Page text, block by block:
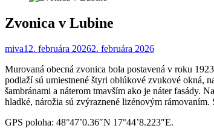
Zvonica v Lubine
miva1 2. februára 20262. februára 2026
Murovaná obecná zvonica bola postavená v roku
podlaží sú umiestnené štyri oblúkové zvukové okná,
šambránami a náterom tmavším ako je náter fasády.
hladké, nárožia sú zvýraznené lizénovým rámovaním.
GPS poloha: 48°47’0.36″N 17°44’8.223″E.